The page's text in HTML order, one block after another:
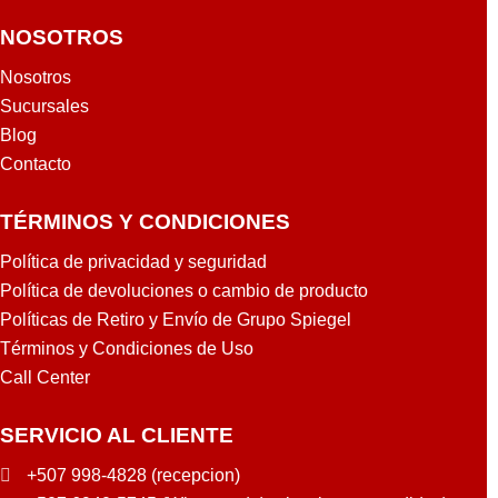
NOSOTROS
Nosotros
Sucursales
Blog
Contacto
TÉRMINOS Y CONDICIONES
Política de privacidad y seguridad
Política de devoluciones o cambio de producto
Políticas de Retiro y Envío de Grupo Spiegel
Términos y Condiciones de Uso
Call Center
SERVICIO AL CLIENTE
+507 998-4828 (recepcion)